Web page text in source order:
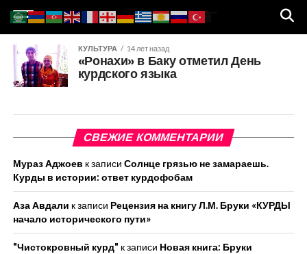
КУЛЬТУРА 14 лет назад
«Ронахи» в Баку отметил День
курдского языка
СВЕЖИЕ КОММЕНТАРИИ
Мураз Аджоев к записи Солнце грязью не замараешь.
Курды в истории: ответ курдофобам
Аза Авдали к записи Рецензия на книгу Л.М. Бруки «КУРДЫ
начало исторического пути»
"Чистокровный курд" к записи Новая книга: Бруки